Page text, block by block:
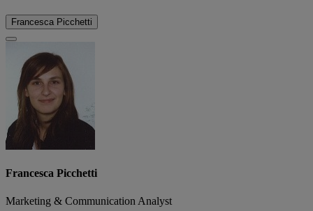
Francesca Picchetti
Francesca Picchetti
Marketing & Communication Analyst